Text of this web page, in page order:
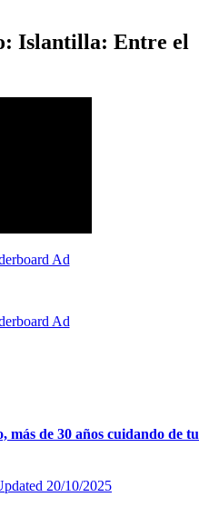
Islantilla: Entre el
de 30 años cuidando de tu
20/10/2025